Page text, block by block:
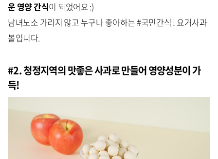
운 영양 간식이 되었어요 :)
남녀노소 가리지 않고 누구나 좋아하는 #국민간식 ! 요거사과
볼입니다.
#2. 청정지역의 맛좋은 사과로 만들어 영양성분이 가
득!